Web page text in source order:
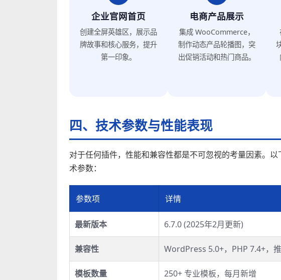
企业官网首页
创建全屏英雄区，展示品
牌故事和核心服务，提升
第一印象。
电商产品展示
集成 WooCommerce，
制作动态产品轮播图，突
出促销活动和热门商品。
四、技术参数与性能表现
对于任何插件，性能和兼容性都是不可忽视的考量因素。
术参数：
参数项 详情
最新版本 6.7.0 (2025年2月更新)
兼容性 WordPress 5.0+，PHP 7.4+，
模板数量 250+ 专业模板，每月新增